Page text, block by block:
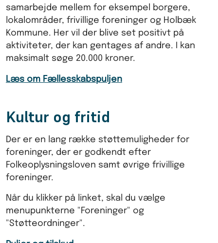
samarbejde mellem for eksempel borgere,
lokalområder, frivillige foreninger og Holbæk
Kommune. Her vil der blive set positivt på
aktiviteter, der kan gentages af andre. I kan
maksimalt søge 20.000 kroner.
Læs om Fællesskabspuljen
Kultur og fritid
Der er en lang række støttemuligheder for
foreninger, der er godkendt efter
Folkeoplysningsloven samt øvrige frivillige
foreninger.
Når du klikker på linket, skal du vælge
menupunkterne "Foreninger" og
"Støtteordninger".